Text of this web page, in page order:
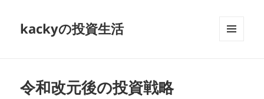
kackyの投資生活
令和改元後の投資戦略